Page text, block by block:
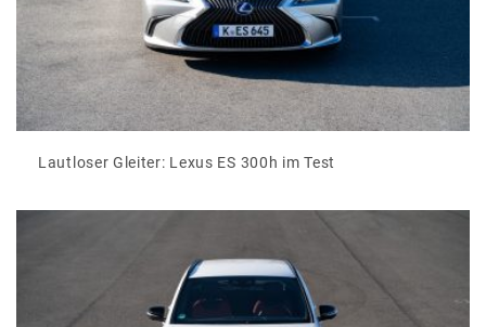
Lautloser Gleiter: Lexus ES 300h im Test